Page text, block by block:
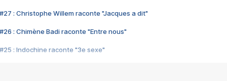
#27 : Christophe Willem raconte "Jacques a dit"
#26 : Chimène Badi raconte "Entre nous"
#25 : Indochine raconte "3e sexe"